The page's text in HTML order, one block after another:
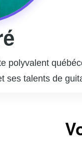
polyvalent
ses talents de
à se faire